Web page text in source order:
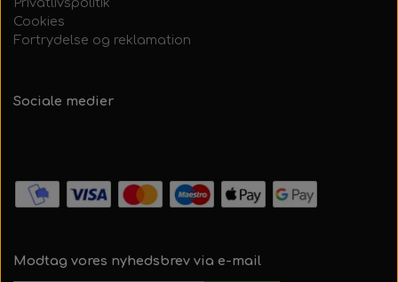
Cookies
Fortrydelse og reklamation
Sociale medier
Modtag vores nyhedsbrev via e-mail